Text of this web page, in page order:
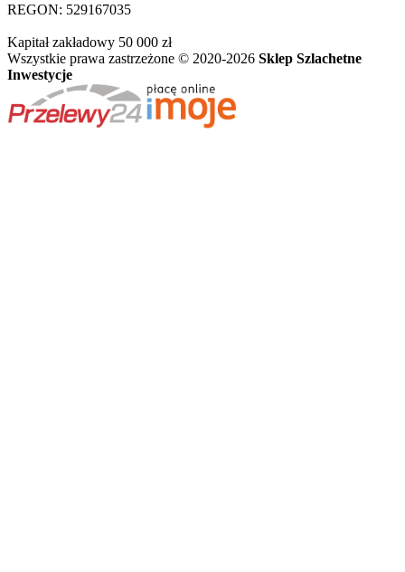
REGON: 529167035
Kapitał zakładowy 50 000 zł
Wszystkie prawa zastrzeżone © 2020-2026 Sklep Szlachetne
Inwestycje